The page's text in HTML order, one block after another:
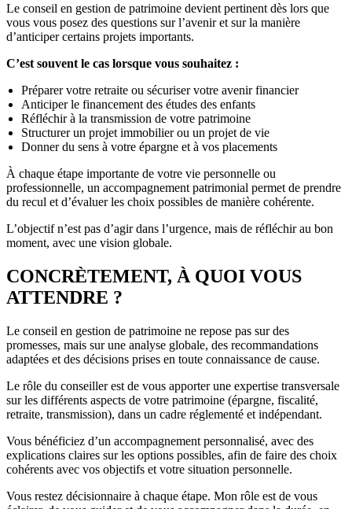
Le conseil en gestion de patrimoine devient pertinent dès lors que
vous vous posez des questions sur l’avenir et sur la manière
d’anticiper certains projets importants.
C’est souvent le cas lorsque vous souhaitez :
Préparer votre retraite ou sécuriser votre avenir financier
Anticiper le financement des études des enfants
Réfléchir à la transmission de votre patrimoine
Structurer un projet immobilier ou un projet de vie
Donner du sens à votre épargne et à vos placements
À chaque étape importante de votre vie personnelle ou
professionnelle, un accompagnement patrimonial permet de prendre
du recul et d’évaluer les choix possibles de manière cohérente.
L’objectif n’est pas d’agir dans l’urgence, mais de réfléchir au bon
moment, avec une vision globale.
CONCRÈTEMENT, À QUOI VOUS
ATTENDRE ?
Le conseil en gestion de patrimoine ne repose pas sur des
promesses, mais sur une analyse globale, des recommandations
adaptées et des décisions prises en toute connaissance de cause.
Le rôle du conseiller est de vous apporter une expertise transversale
sur les différents aspects de votre patrimoine (épargne, fiscalité,
retraite, transmission), dans un cadre réglementé et indépendant.
Vous bénéficiez d’un accompagnement personnalisé, avec des
explications claires sur les options possibles, afin de faire des choix
cohérents avec vos objectifs et votre situation personnelle.
Vous restez décisionnaire à chaque étape. Mon rôle est de vous